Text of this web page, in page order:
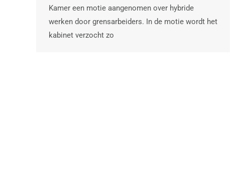
Kamer een motie aangenomen over hybride
werken door grensarbeiders. In de motie wordt het
kabinet verzocht zo